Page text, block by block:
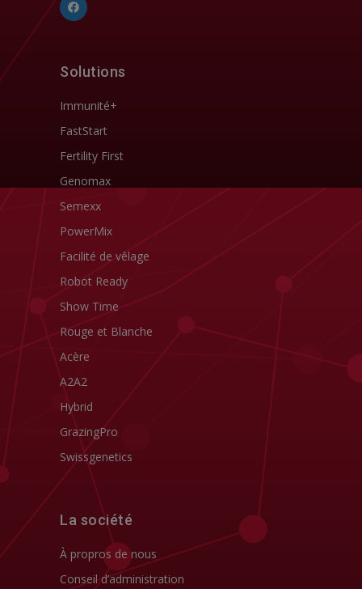
Solutions
Immunité+
FastStart
Fertility First
Genomax
Semexx
PowerMix
Facilité de vêlage
Robot Ready
Show Time
Rouge et Blanche
Acère
A2A2
Hybrid
GrazingPro
Swissgenetics
La société
À propros de nous
Conseil d’administration